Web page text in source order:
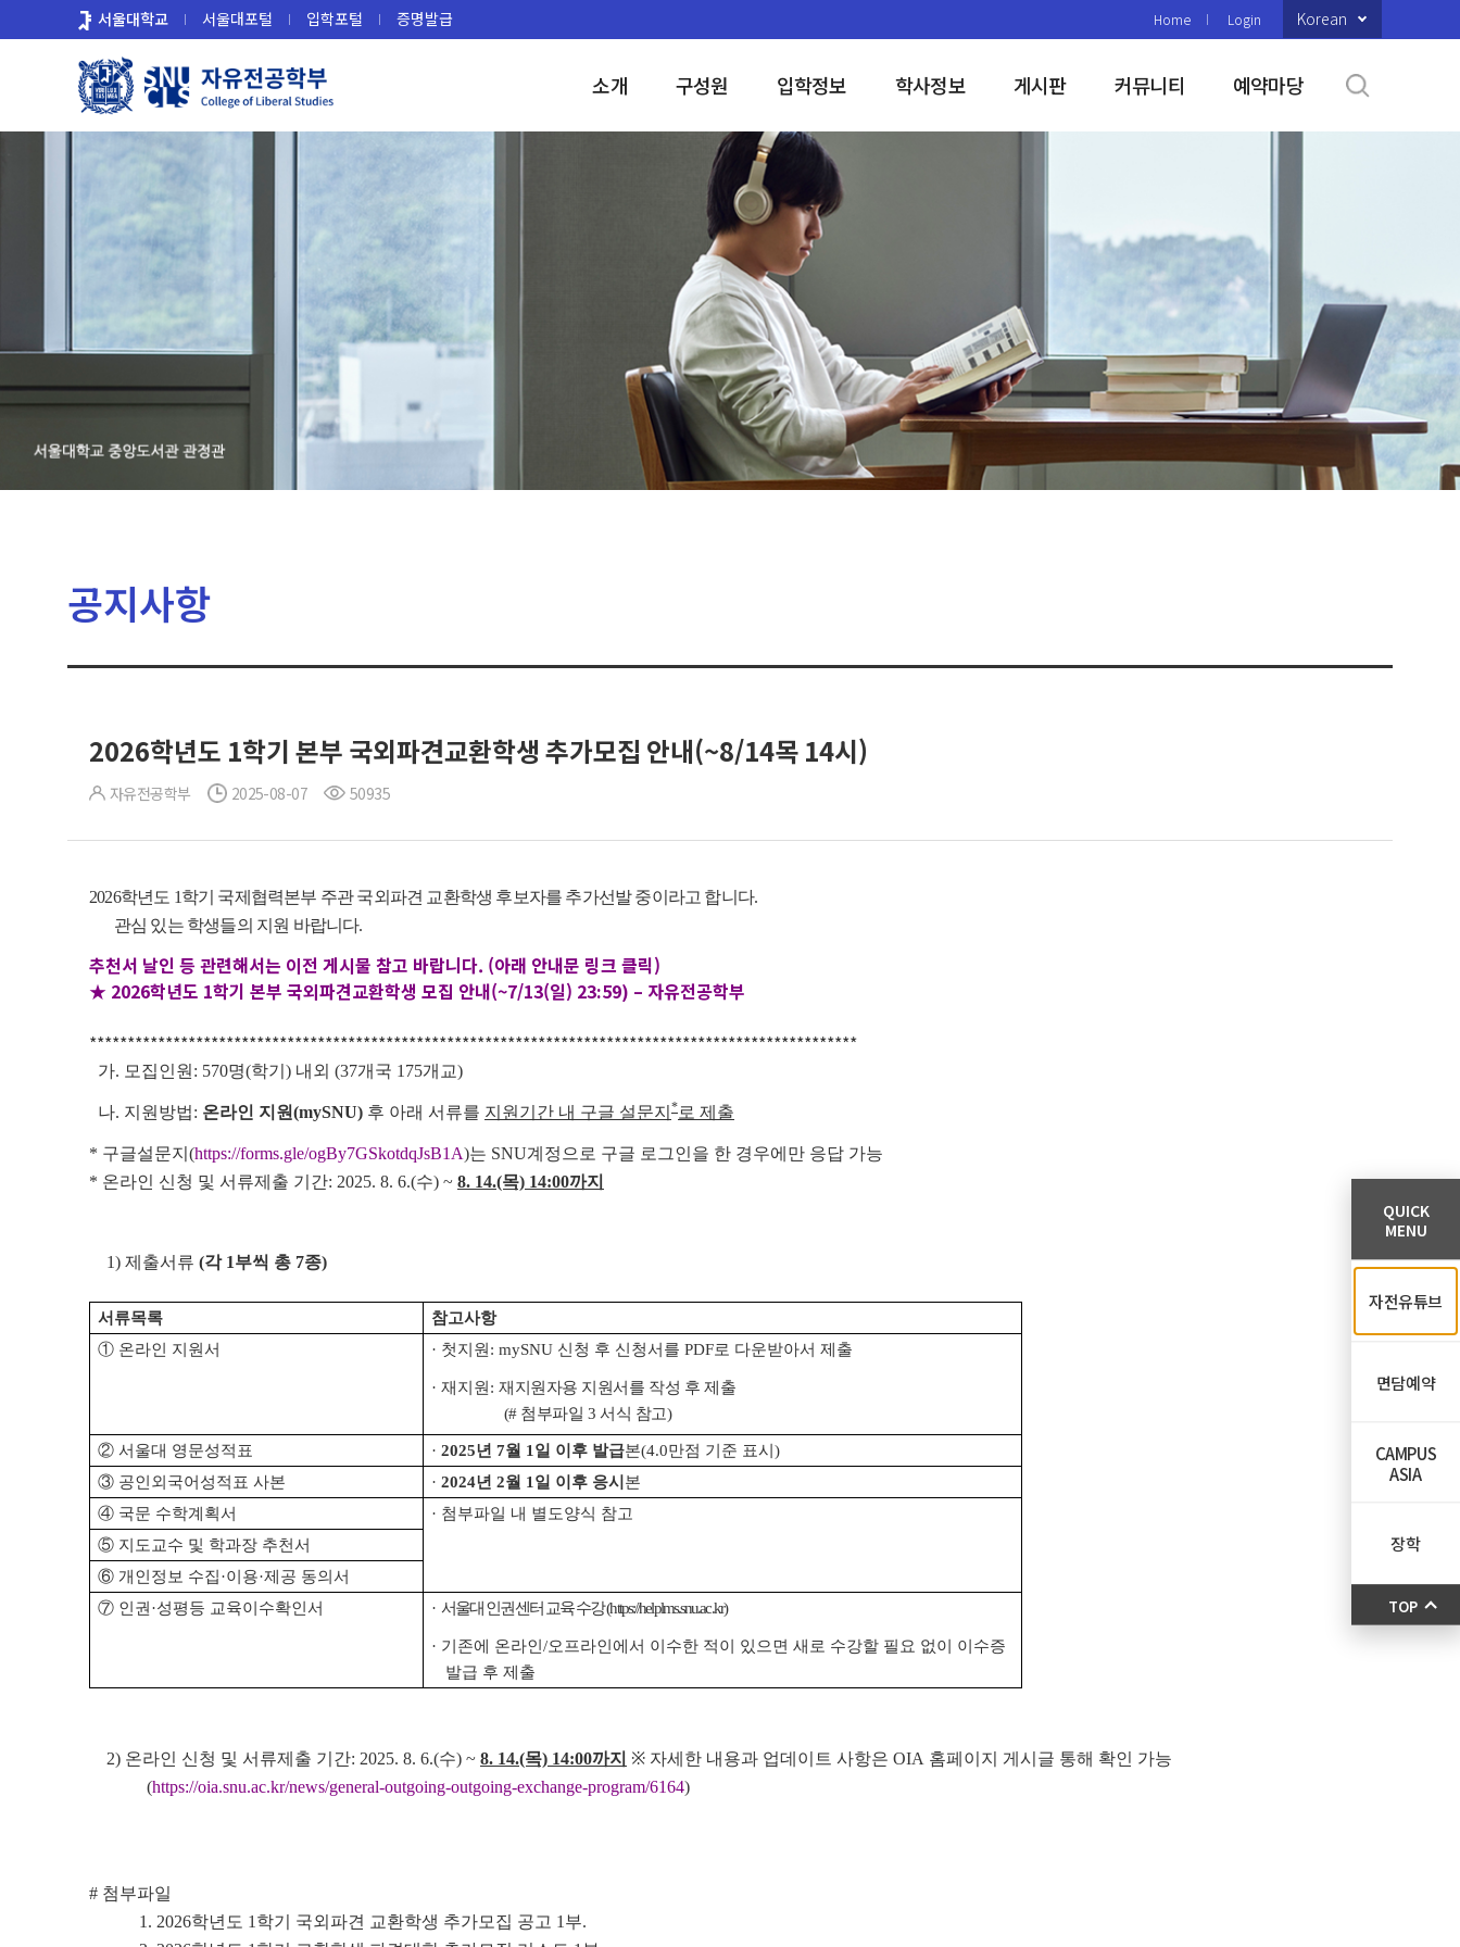
로
서울대학교 서울대포털 입학포털 증명발급 Home Login Korean
소개 구성원 입학정보 학사정보 게시판 커뮤니티 예약마당
공지사항
2026학년도 1학기 본부 국외파견교환학생 추가모집 안내(~8/14목 14시)
자유전공학부 2025-08-07 50935
2026학년도 1학기 국제협력본부 주관 국외파견 교환학생 후보자를 추가선발 중이라고 합니다.
관심 있는 학생들의 지원 바랍니다.
추천서 날인 등 관련해서는 이전 게시물 참고 바랍니다. (아래 안내문 링크 클릭)
★ 2026학년도 1학기 본부 국외파견교환학생 모집 안내(~7/13(일) 23:59) – 자유전공학부
*****************************************************************************************************
가. 모집인원: 570명(학기) 내외 (37개국 175개교)
나. 지원방법: 온라인 지원(mySNU) 후 아래 서류를 지원기간 내 구글 설문지 * 로 제출
* 구글설문지(https://forms.gle/ogBy7GSkotdqJsB1A)는 SNU계정으로 구글 로그인을 한 경우에만 응답 가능
* 온라인 신청 및 서류제출 기간: 2025. 8. 6.(수) ~ 8. 14.(목) 14:00까지
1) 제출서류 (각 1부씩 총 7종)
서류목록
참고사항
① 온라인 지원서
· 첫지원: mySNU 신청 후 신청서를 PDF로 다운받아서 제출
· 재지원: 재지원자용 지원서를 작성 후 제출
(# 첨부파일 3 서식 참고)
② 서울대 영문성적표 · 2025년 7월 1일 이후 발급본(4.0만점 기준 표시)
③ 공인외국어성적표 사본
· 2024년 2월 1일 이후 응시 본
④ 국문 수학계획서
· 첨부파일 내 별도양식 참고
⑤ 지도교수 및 학과장 추천서
⑥ 개인정보 수집·이용·제공 동의서
⑦ 인권 ·성평등 교육이수확인서 · 서울대 인권센터 교육 수강 (https://helplms.snu.ac.kr)
· 기존에 온라인/오프라인에서 이수한 적이 있으면 새로 수강할 필요 없이 이수증
발급 후 제출
2) 온라인 신청 및 서류제출 기간: 2025. 8. 6.(수) ~ 8. 14.(목) 14:00까지 ※ 자세한 내용과 업데이트 사항은 OIA 홈페이지 게시글 통해 확인 가능
(https://oia.snu.ac.kr/news/general-outgoing-outgoing-exchange-program/6164)
# 첨부파일
1. 2026학년도 1학기 국외파견 교환학생 추가모집 공고 1부.
QUICK
MENU
자전유튜브
면담예약
CAMPUS
ASIA
장학
TOP